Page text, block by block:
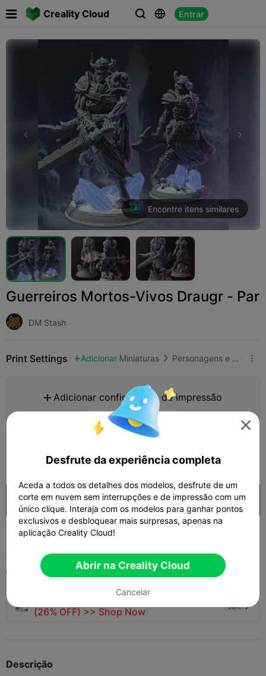
Creality Cloud   Entrar
 
Encontre itens similares
Guerreiros Mortos-Vivos Draugr - Par
DM Stash
Print Settings  Adicionar Miniaturas  Personagens e Criaturas 
 Adicionar configuração de impressão
Ganhar mais pontos
850 
Comprar
136
 2022-10-04
(26% OFF) >> Shop Now
sale 
Descrição

Desfrute da experiência completa
Aceda a todos os detalhes dos modelos, desfrute de um
corte em nuvem sem interrupções e de impressão com um
único clique. Interaja com os modelos para ganhar pontos
exclusivos e desbloquear mais surpresas, apenas na
aplicação Creality Cloud!
Abrir na Creality Cloud
Cancelar